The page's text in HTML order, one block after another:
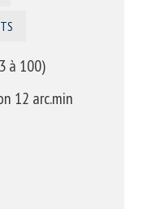
à 100)
12 arc.min